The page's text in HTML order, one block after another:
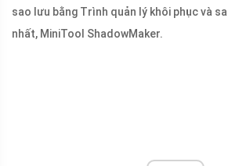
sao lưu bằng Trình quản lý khôi phục và
nhất, MiniTool ShadowMaker.